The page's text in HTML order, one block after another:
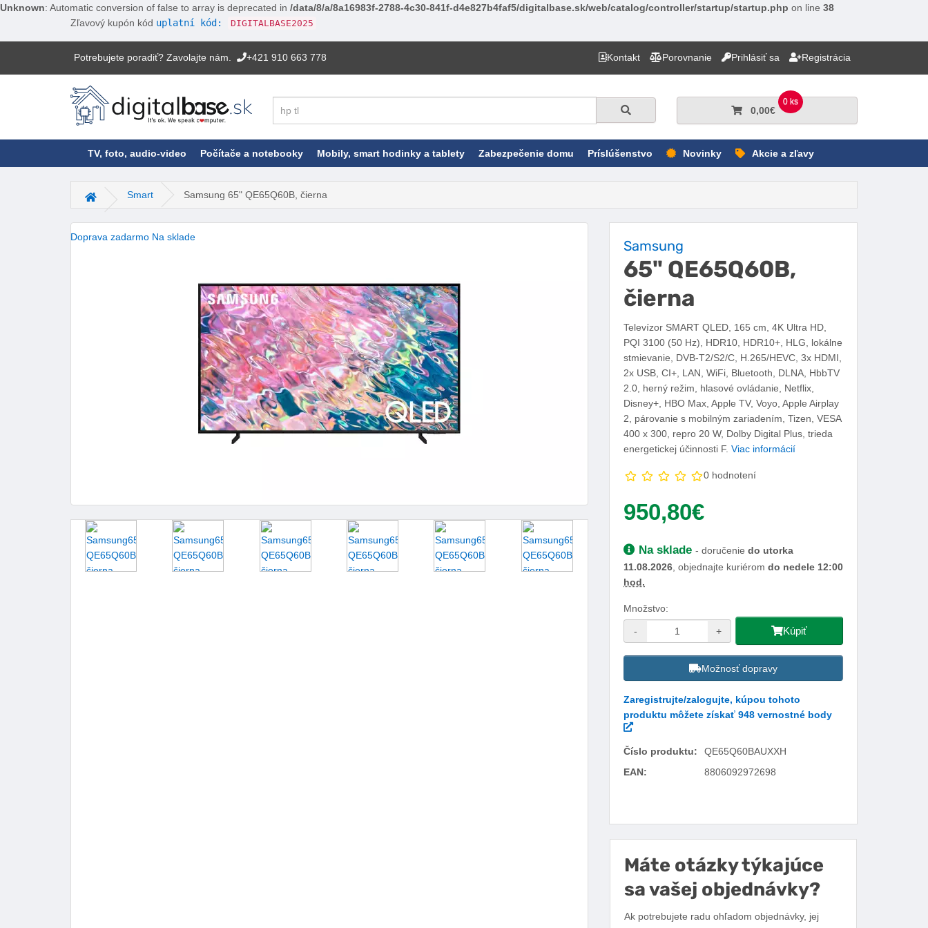
Unknown: Automatic conversion of false to array is deprecated in /data/8/a/8a16983f-2788-4c30-841f-d4e827b4faf5/digitalbase.sk/web/catalog/controller/startup/startup.php on line 38
Zľavový kupón kód uplatní kód: DIGITALBASE2025
Potrebujete poradiť? Zavolajte nám. +421 910 663 778 Kontakt Porovnanie Prihlásiť sa Registrácia
Hľadať
0 ks
0,00€
TV, foto, audio-video Počítače a notebooky Mobily, smart hodinky a tablety Zabezpečenie domu Príslúšenstvo Novinky Akcie a zľavy
Hlavná stránka
Smart Samsung 65" QE65Q60B, čierna
Samsung
65" QE65Q60B,
čierna
Televízor SMART QLED, 165 cm, 4K Ultra HD,
PQI 3100 (50 Hz), HDR10, HDR10+, HLG, lokálne
stmievanie, DVB-T2/S2/C, H.265/HEVC, 3x HDMI,
2x USB, CI+, LAN, WiFi, Bluetooth, DLNA, HbbTV
2.0, herný režim, hlasové ovládanie, Netflix,
Disney+, HBO Max, Apple TV, Voyo, Apple Airplay
2, párovanie s mobilným zariadením, Tizen, VESA
400 x 300, repro 20 W, Dolby Digital Plus, trieda
energetickej účinnosti F. Viac informácií
0 hodnotení
950,80€
Dostupnosť:
Na sklade - doručenie do utorka
11.08.2026, objednajte kuriérom do nedele 12:00
hod.
Množstvo:
- + Kúpiť
Možnosť dopravy
Zaregistrujte/zalogujte, kúpou tohoto
produktu môžete získať 948 vernostné body
Číslo produktu:
QE65Q60BAUXXH
EAN:
8806092972698
Máte otázky týkajúce
sa vašej objednávky?
Ak potrebujete radu ohľadom objednávky, jej
Doprava zadarmo Na sklade